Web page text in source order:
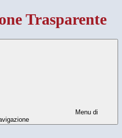
Trasparente
Menu di